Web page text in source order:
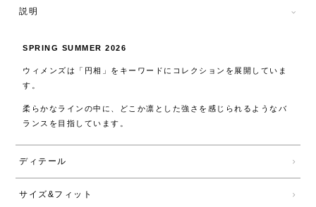
説明
SPRING SUMMER 2026
ウィメンズは「円相」をキーワードにコレクションを展開していま
す。
柔らかなラインの中に、どこか凛とした強さを感じられるようなバ
ランスを目指しています。
ディテール
サイズ&フィット